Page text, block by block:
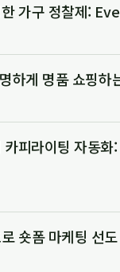
한 가구 정찰제:
하게 명품 쇼핑하
카피라이팅 자
숏폼 마케팅 선도